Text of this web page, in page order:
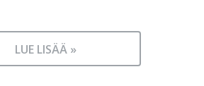
LUE LISÄÄ »